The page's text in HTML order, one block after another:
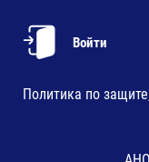
Войти
Политика по